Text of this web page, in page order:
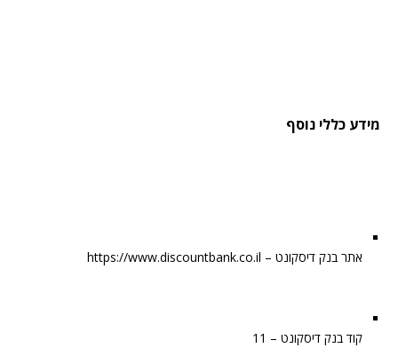
מידע כללי נוסף
אתר בנק דיסקונט – https://www.discountbank.co.il
קוד בנק דיסקונט – 11